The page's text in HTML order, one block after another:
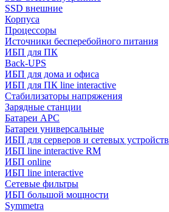
SSD внешние
Корпуса
Процессоры
Источники бесперебойного питания
ИБП для ПК
Back-UPS
ИБП для дома и офиса
ИБП для ПК linе interactive
Стабилизаторы напряжения
Зарядные станции
Батареи APC
Батареи универсальные
ИБП для серверов и сетевых устройств
ИБП line interactive RM
ИБП online
ИБП linе interactive
Сетевые фильтры
ИБП большой мощности
Symmetra